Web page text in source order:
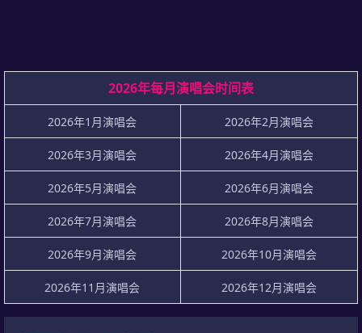
2026年每月演唱会时间表
2026年1月演唱会 2026年2月演唱会
2026年3月演唱会 2026年4月演唱会
2026年5月演唱会 2026年6月演唱会
2026年7月演唱会 2026年8月演唱会
2026年9月演唱会 2026年10月演唱会
2026年11月演唱会 2026年12月演唱会